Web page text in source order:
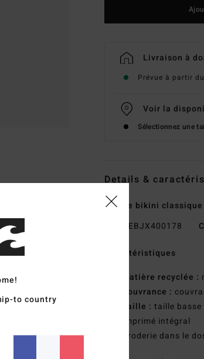
Livraison à
Prévue à partir du
Voir la
Sélectionnez une
Details &
Bas de bikini
EBJX400178
Caractéristiques
Matière recyclée :
Couvrance :
Taille :taille basse
Imprimé intégral
Broderie dans le
to country